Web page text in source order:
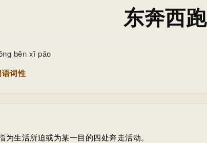
东奔西跑
bēn xī pǎo
词性
为生活所迫或为某一目的四处奔走活动。